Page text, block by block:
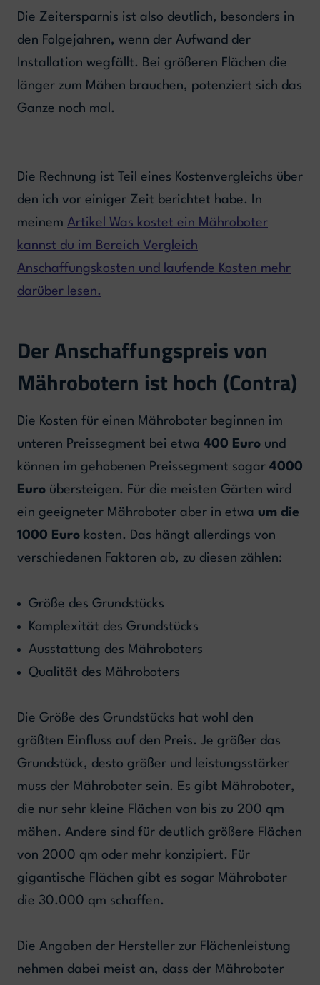
Die Zeitersparnis ist also deutlich, besonders in
den Folgejahren, wenn der Aufwand der
Installation wegfällt. Bei größeren Flächen die
länger zum Mähen brauchen, potenziert sich das
Ganze noch mal.
Die Rechnung ist Teil eines Kostenvergleichs über
den ich vor einiger Zeit berichtet habe. In
meinem Artikel Was kostet ein Mähroboter
kannst du im Bereich Vergleich
Anschaffungskosten und laufende Kosten mehr
darüber lesen.
Der Anschaffungspreis von
Mährobotern ist hoch (Contra)
Die Kosten für einen Mähroboter beginnen im
unteren Preissegment bei etwa 400 Euro und
können im gehobenen Preissegment sogar 4000
Euro übersteigen. Für die meisten Gärten wird
ein geeigneter Mähroboter aber in etwa um die
1000 Euro kosten. Das hängt allerdings von
verschiedenen Faktoren ab, zu diesen zählen:
Größe des Grundstücks
Komplexität des Grundstücks
Ausstattung des Mähroboters
Qualität des Mähroboters
Die Größe des Grundstücks hat wohl den
größten Einfluss auf den Preis. Je größer das
Grundstück, desto größer und leistungsstärker
muss der Mähroboter sein. Es gibt Mähroboter,
die nur sehr kleine Flächen von bis zu 200 qm
mähen. Andere sind für deutlich größere Flächen
von 2000 qm oder mehr konzipiert. Für
gigantische Flächen gibt es sogar Mähroboter
die 30.000 qm schaffen.
Die Angaben der Hersteller zur Flächenleistung
nehmen dabei meist an, dass der Mähroboter